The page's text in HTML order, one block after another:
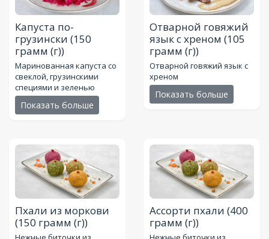
Капуста по-
грузински (150
грамм (г))
Маринованная капуста со
свеклой, грузинскими
специями и зеленью
Показать больше
Отварной говяжий
язык с хреном (105
грамм (г))
Отварной говяжий язык с
хреном
Показать больше
Пхали из моркови
(150 грамм (г))
Ассорти пхали (400
грамм (г))